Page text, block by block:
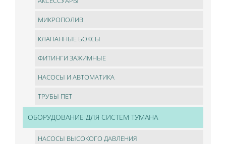
МИКРОПОЛИВ
КЛАПАННЫЕ БОКСЫ
ФИТИНГИ ЗАЖИМНЫЕ
НАСОСЫ И АВТОМАТИКА
ТРУБЫ ПЕТ
ОБОРУДОВАНИЕ ДЛЯ СИСТЕМ ТУМАНА
НАСОСЫ ВЫСОКОГО ДАВЛЕНИЯ